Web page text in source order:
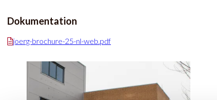
Dokumentation
joerg-brochure-25-nl-web.pdf